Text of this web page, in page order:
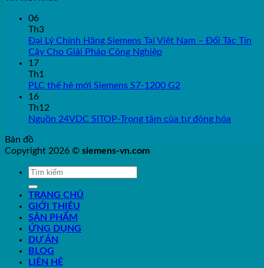
06
Th3
Đại Lý Chính Hãng Siemens Tại Việt Nam – Đối Tác Tin
Cậy Cho Giải Pháp Công Nghiệp
17
Th1
PLC thế hệ mới Siemens S7-1200 G2
16
Th12
Nguồn 24VDC SITOP-Trọng tâm của tự động hóa
Bản đồ
Copyright 2026 © siemens-vn.com
TRANG CHỦ
GIỚI THIỆU
SẢN PHẨM
ỨNG DỤNG
DỰ ÁN
BLOG
LIÊN HỆ